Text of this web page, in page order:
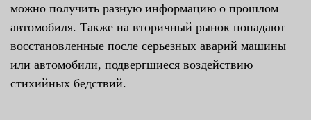
можно получить разную информацию о прошлом
автомобиля. Также на вторичный рынок попадают
восстановленные после серьезных аварий машины
или автомобили, подвергшиеся воздействию
стихийных бедствий.